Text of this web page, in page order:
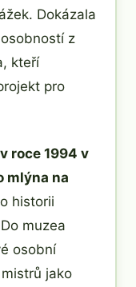
Dokázala
z
kteří
pro
roce 1994 v
mlýna na
historii
muzea
osobní
jako